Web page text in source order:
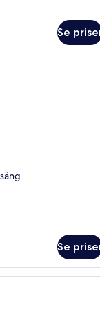
Se
med en stor
Se
med en stor